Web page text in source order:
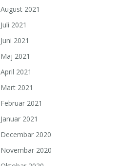
August 2021
Juli 2021
Juni 2021
Maj 2021
April 2021
Mart 2021
Februar 2021
Januar 2021
Decembar 2020
Novembar 2020